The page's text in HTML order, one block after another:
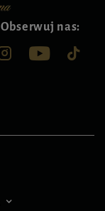
Obserwuj nas: